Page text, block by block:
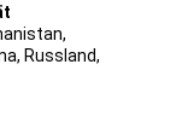
,
, Russland,